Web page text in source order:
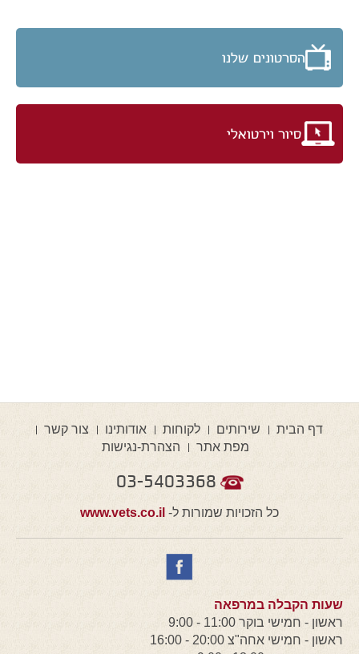
הסרטונים שלנו
סיור וירטואלי
דף הבית שירותים לקוחות אודותינו
צור קשר
מפת אתר
הצהרת-נגישות
03-5403368
כל הזכויות שמורות ל- www.vets.co.il
שעות הקבלה במרפאה
ראשון - חמישי בוקר 11:00 - 9:00
ראשון - חמישי אחה"צ 20:00 - 16:00